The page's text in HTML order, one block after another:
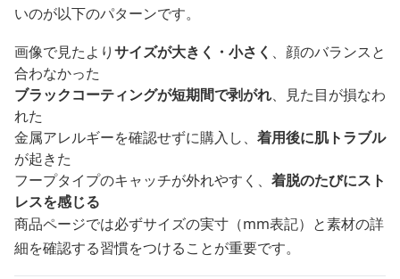
いのが以下のパターンです。
画像で見たよりサイズが大きく・小さく 、顔のバランスと
合わなかった
ブラックコーティングが短期間で剥がれ、見た目が損なわ
れた
金属アレルギーを確認せずに購入し、 着用後に肌トラブル
が起きた
フープタイプのキャッチが外れやすく、 着脱のたびにスト
レスを感じる
商品ページでは必ずサイズの実寸（mm表記）と素材の詳
細を確認する習慣をつけることが重要です。